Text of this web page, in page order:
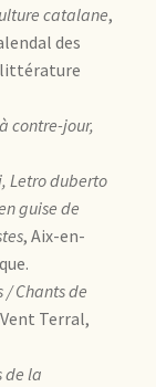
catalane,
des
littérature
contre-jour,
Letro duberto
guise de
, Aix-en-
/ Chants de
Terral,
de la